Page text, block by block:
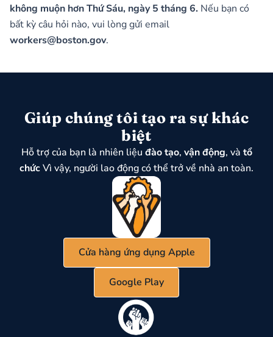
không muộn hơn Thứ Sáu, ngày 5 tháng 6. Nếu bạn có
bất kỳ câu hỏi nào, vui lòng gửi email
workers@boston.gov.
Giúp chúng tôi tạo ra sự khác
biệt
Hỗ trợ của bạn là nhiên liệu đào tạo, vận động, và tổ
chứcVì vậy, người lao động có thể trở về nhà an toàn.
Cửa hàng ứng dụng Apple
Google Play